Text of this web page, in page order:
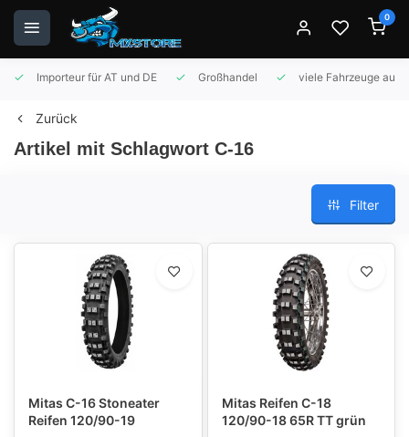
0
Importeur für AT und DE Großhandel viele Fahrzeuge auf
Zurück
Artikel mit Schlagwort C-16
Filter
Mitas C-16 Stoneater
Reifen 120/90-19
Mitas Reifen C-18
120/90-18 65R TT grün